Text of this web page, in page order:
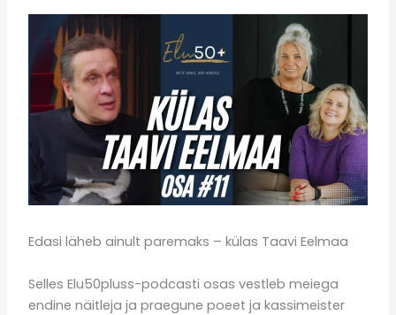
Edasi läheb ainult paremaks – külas Taavi Eelmaa
Selles Elu50pluss-podcasti osas vestleb meiega
endine näitleja ja praegune poeet ja kassimeister